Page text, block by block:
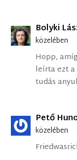
Bolyki
közelében
Hopp,
leírta ezt a
tudás
Pető
közelében